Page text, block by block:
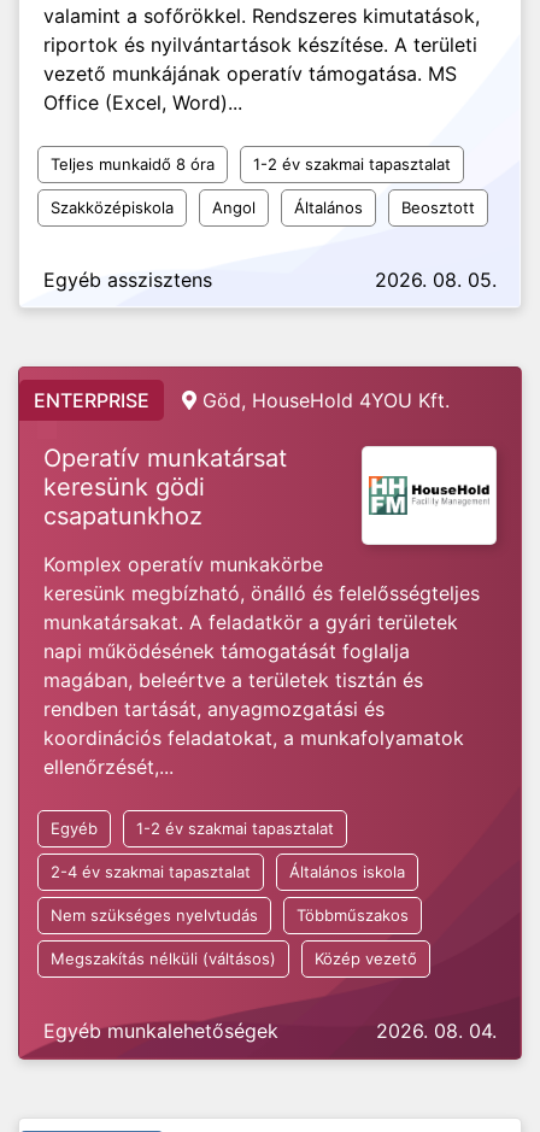
valamint a sofőrökkel. Rendszeres kimutatások,
riportok és nyilvántartások készítése. A területi
vezető munkájának operatív támogatása. MS
Office (Excel, Word)...
Teljes munkaidő 8 óra 1-2 év szakmai tapasztalat
Szakközépiskola Angol Általános Beosztott
Egyéb asszisztens 2026. 08. 05.
ENTERPRISE Göd, HouseHold 4YOU Kft.
Operatív munkatársat
keresünk gödi
csapatunkhoz
Komplex operatív munkakörbe
keresünk megbízható, önálló és felelősségteljes
munkatársakat. A feladatkör a gyári területek
napi működésének támogatását foglalja
magában, beleértve a területek tisztán és
rendben tartását, anyagmozgatási és
koordinációs feladatokat, a munkafolyamatok
ellenőrzését,...
Egyéb 1-2 év szakmai tapasztalat
2-4 év szakmai tapasztalat Általános iskola
Nem szükséges nyelvtudás Többműszakos
Megszakítás nélküli (váltásos) Közép vezető
Egyéb munkalehetőségek 2026. 08. 04.